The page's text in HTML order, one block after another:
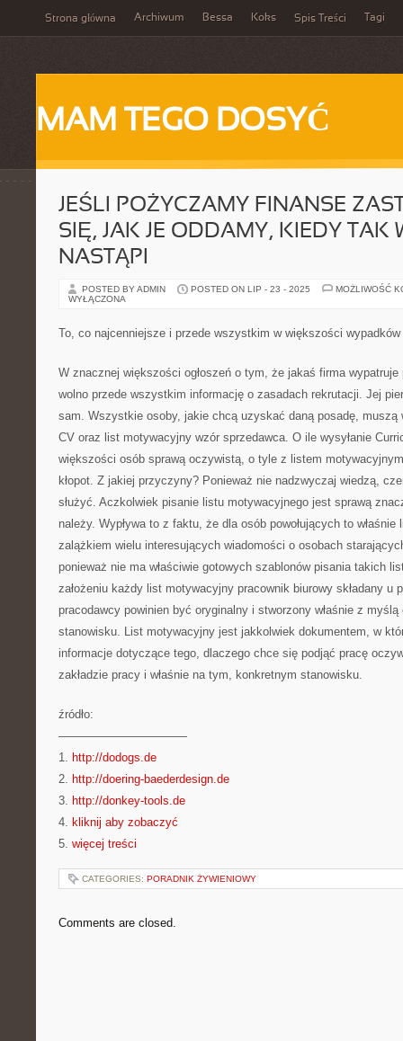
Strona główna Archiwum Bessa Koks Spis Treści Tagi
MAM TEGO DOSYĆ
JEŚLI POŻYCZAMY FINANSE
SIĘ, JAK JE ODDAMY, KIEDY TAK
NASTĄPI
POSTED BY ADMIN POSTED ON LIP - 23 - 2025
MOŻLIWOŚĆ
WYŁĄCZONA
To, co najcenniejsze i przede wszystkim w większości
W znacznej większości ogłoszeń o tym, że jakaś firma wypatruje
wolno przede wszystkim informację o zasadach rekrutacji. Jej
sam. Wszystkie osoby, jakie chcą uzyskać daną posadę, muszą
CV oraz list motywacyjny wzór sprzedawca. O ile wysyłanie
większości osób sprawą oczywistą, o tyle z listem
kłopot. Z jakiej przyczyny? Ponieważ nie nadzwyczaj wiedzą,
służyć. Aczkolwiek pisanie listu motywacyjnego jest sprawą
należy. Wypływa to z faktu, że dla osób powołujących to
zalążkiem wielu interesujących wiadomości o osobach
ponieważ nie ma właściwie gotowych szablonów pisania takich
założeniu każdy list motywacyjny pracownik biurowy składany u
pracodawcy powinien być oryginalny i stworzony właśnie z
stanowisku. List motywacyjny jest jakkolwiek dokumentem, w
informacje dotyczące tego, dlaczego chce się podjąć pracę
zakładzie pracy i właśnie na tym, konkretnym stanowisku.
źródło:
———————————
1. http://dodogs.de
2. http://doering-baederdesign.de
3. http://donkey-tools.de
4. kliknij aby zobaczyć
5. więcej treści
CATEGORIES: PORADNIK ŻYWIENIOWY
Comments are closed.